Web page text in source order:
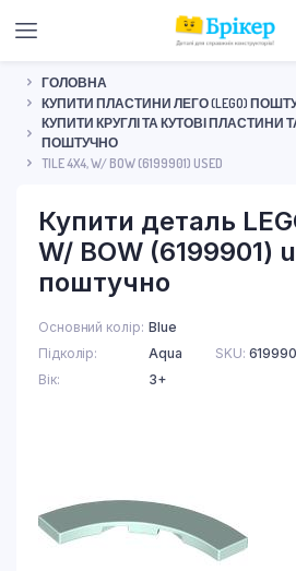
ГОЛОВНА
КУПИТИ ПЛАСТИНИ ЛЕГО (LEGO)
КУПИТИ КРУГЛІ ТА КУТОВІ ПЛАСТИНИ
ПОШТУЧНО
TILE 4X4, W/ BOW (6199901) USED
Купити деталь
W/ BOW (6199901)
поштучно
Основний колір Blue
Підколір
Aqua
Вік
3+
SKU: